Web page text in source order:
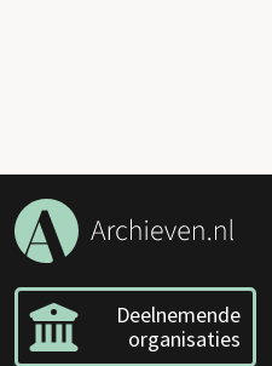
Deelnemende
organisaties